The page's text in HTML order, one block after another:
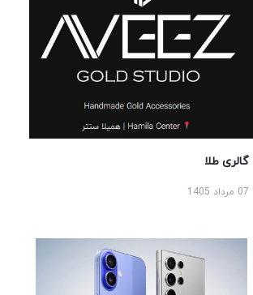
گالری طلا
07 مرداد 1405